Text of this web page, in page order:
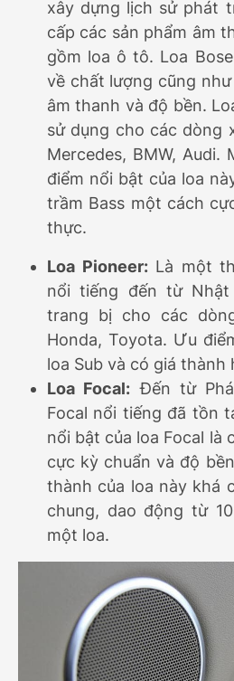
xây dựng lịch sử phát
cấp các sản phẩm âm
gồm loa ô tô. Loa
về chất lượng cũng
âm thanh và độ bền.
sử dụng cho các dòng
Mercedes, BMW,
điểm nổi bật của loa
trầm Bass một cách
thực.
Loa Pioneer:Là một
nổi tiếng đến từ
trang bị cho các
Honda, Toyota. Ưu
loa Sub và có giá thành
Loa Focal: Đến từ
Focal nổi tiếng đã tồn
nổi bật của loa Focal là
cực kỳ chuẩn và độ
thành của loa này khá
chung, dao động từ
một loa.